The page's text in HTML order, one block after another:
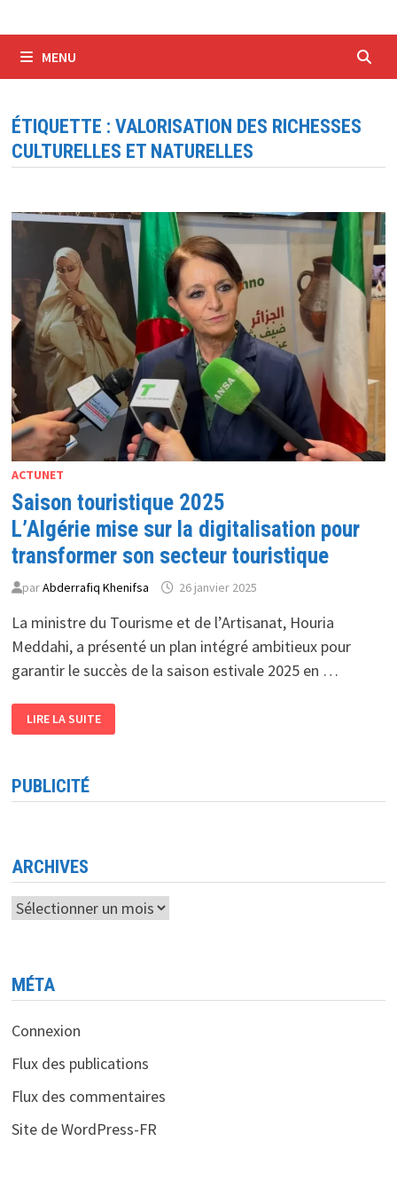
MENU
ÉTIQUETTE : VALORISATION DES RICHESSES
CULTURELLES ET NATURELLES
ACTUNET
Saison touristique 2025
L’Algérie mise sur la digitalisation pour
transformer son secteur touristique
parAbderrafiq Khenifsa 26 janvier 2025
La ministre du Tourisme et de l’Artisanat, Houria
Meddahi, a présenté un plan intégré ambitieux pour
garantir le succès de la saison estivale 2025 en …
TOURISTIQUE
2025
LA
DIGITALISATION
TOURISTIQUE
LIRE LA SUITE
PUBLICITÉ
ARCHIVES
Archives
MÉTA
Connexion
Flux des publications
Flux des commentaires
Site de WordPress-FR